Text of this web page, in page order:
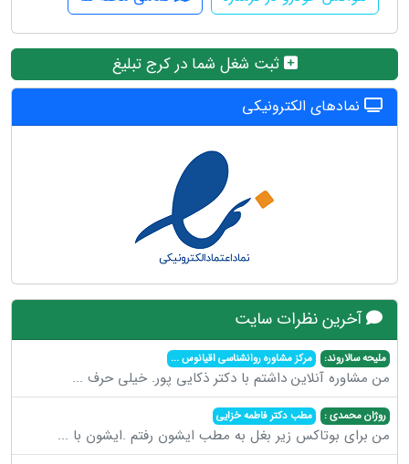
ثبت شغل شما در کرج تبلیغ
نمادهای الکترونیکی
آخرین نظرات سایت
ملیحه سالاروند: مرکز مشاوره روانشناسی اقیانوس...
من مشاوره آنلاین داشتم با دکتر ذکایی پور. خیلی حرف ...
روژان محمدی : مطب دکتر فاطمه خزایی
من برای بوتاکس زیر بغل به مطب ایشون رفتم .ایشون با ...